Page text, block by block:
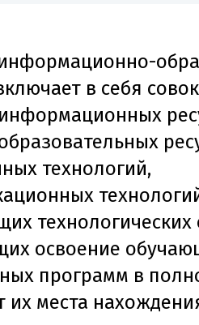
в себя
технологий,
технологических
освоение
программ в
их места